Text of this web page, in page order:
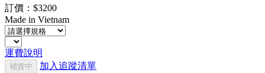
訂價：$3200
Made in Vietnam
運費說明
補貨中 加入追蹤清單